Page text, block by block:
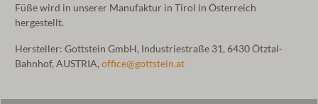
Füße wird in unserer Manufaktur in Tirol in Österreich
hergestellt.
Hersteller: Gottstein GmbH, Industriestraße 31, 6430 Ötztal-
Bahnhof, AUSTRIA, office@gottstein.at